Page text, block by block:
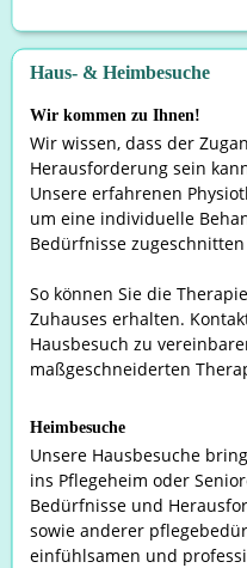
Wir kommen zu Ihnen!
Wir wissen, dass der
Herausforderung sein
Unsere erfahrenen
um eine individuelle
Bedürfnisse
So können Sie die
Zuhauses erhalten.
Hausbesuch zu
maßgeschneiderten
Haus- & Heimbesuche
Heimbesuche
Unsere Hausbesuche
ins Pflegeheim oder
Bedürfnisse und
sowie anderer
einfühlsamen und